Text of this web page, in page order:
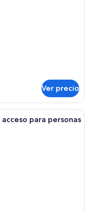
Ver precio
de hotel con sofá, dos
para personas